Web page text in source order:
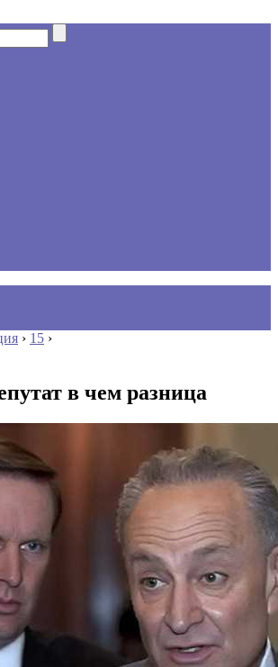
› 15 ›
в чем разница